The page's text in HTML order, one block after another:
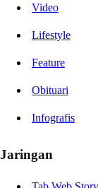
Video
Lifestyle
Feature
Obituari
Infografis
Jaringan